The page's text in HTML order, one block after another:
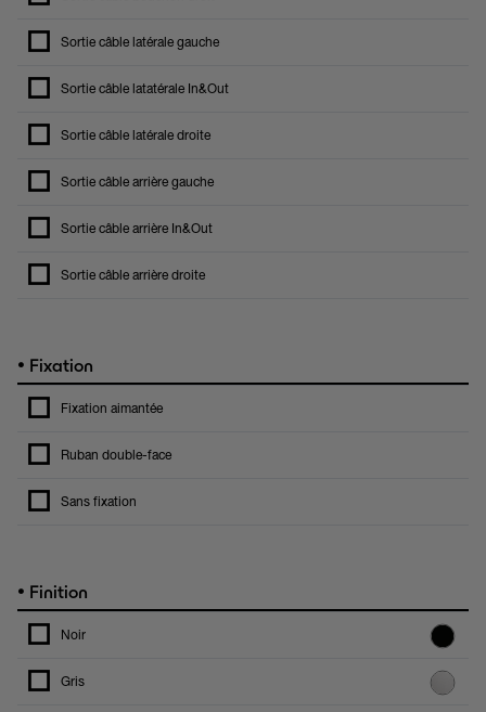
Sortie câble latérale gauche
Sortie câble latatérale In&Out
Sortie câble latérale droite
Sortie câble arrière gauche
Sortie câble arrière In&Out
Sortie câble arrière droite
• Fixation
Fixation aimantée
Ruban double-face
Sans fixation
• Finition
Noir
Gris